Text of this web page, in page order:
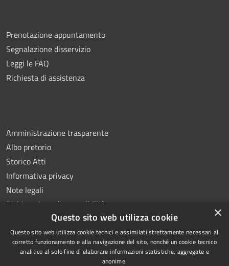
Prenotazione appuntamento
Segnalazione disservizio
Leggi le FAQ
Richiesta di assistenza
Amministrazione trasparente
Albo pretorio
Storico Atti
Informativa privacy
Note legali
Dichiarazione di accessibilità
RSS
Copyright © 2026 • Comune di
×
Questo sito web utilizza cookie
Questo sito web utilizza cookie tecnici e assimilati strettamente necessari al
corretto funzionamento e alla navigazione del sito, nonché un cookie tecnico
analitico al solo fine di elaborare informazioni statistiche, aggregate e
anonime.